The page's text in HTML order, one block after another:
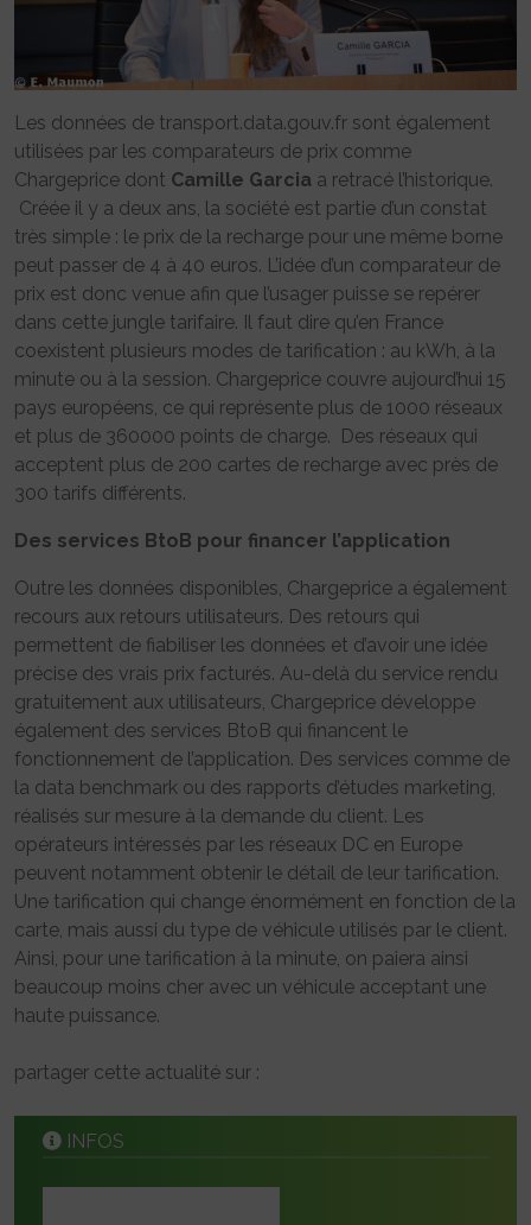
Les données de transport.data.gouv.fr sont également
utilisées par les comparateurs de prix comme
Chargeprice dont Camille Garcia a retracé l’historique.
Créée il y a deux ans, la société est partie d’un constat
très simple : le prix de la recharge pour une même borne
peut passer de 4 à 40 euros. L’idée d’un comparateur de
prix est donc venue afin que l’usager puisse se repérer
dans cette jungle tarifaire. Il faut dire qu’en France
coexistent plusieurs modes de tarification : au kWh, à la
minute ou à la session. Chargeprice couvre aujourd’hui 15
pays européens, ce qui représente plus de 1000 réseaux
et plus de 360000 points de charge. Des réseaux qui
acceptent plus de 200 cartes de recharge avec près de
300 tarifs différents.
Des services BtoB pour financer l’application
Outre les données disponibles, Chargeprice a également
recours aux retours utilisateurs. Des retours qui
permettent de fiabiliser les données et d’avoir une idée
précise des vrais prix facturés. Au-delà du service rendu
gratuitement aux utilisateurs, Chargeprice développe
également des services BtoB qui financent le
fonctionnement de l’application. Des services comme de
la data benchmark ou des rapports d’études marketing,
réalisés sur mesure à la demande du client. Les
opérateurs intéressés par les réseaux DC en Europe
peuvent notamment obtenir le détail de leur tarification.
Une tarification qui change énormément en fonction de la
carte, mais aussi du type de véhicule utilisés par le client.
Ainsi, pour une tarification à la minute, on paiera ainsi
beaucoup moins cher avec un véhicule acceptant une
haute puissance.
partager cette actualité sur :
INFOS